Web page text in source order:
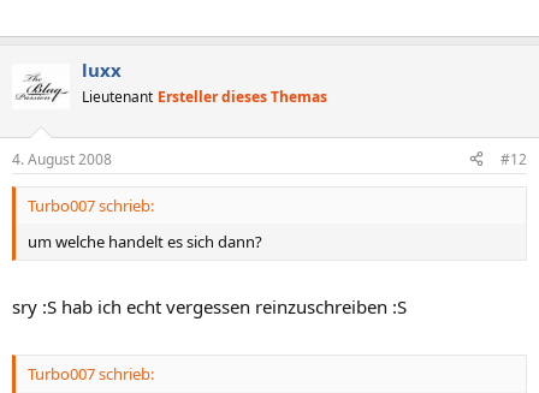
luxx
Lieutenant Ersteller dieses Themas
4. August 2008 #12
Turbo007 schrieb:
um welche handelt es sich dann?
sry :S hab ich echt vergessen reinzuschreiben :S
Turbo007 schrieb: